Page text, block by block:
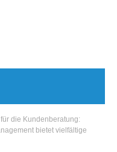
für die Kundenberatung:
bietet vielfältige